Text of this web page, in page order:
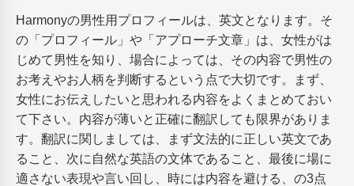
Harmonyの男性用プロフィールは、英文となります。そ
の「プロフィール」や「アプローチ文章」は、女性がは
じめて男性を知り、場合によっては、その内容で男性の
お考えやお人柄を判断するという点で大切です。まず、
女性にお伝えしたいと思われる内容をよくまとめておい
て下さい。内容が薄いと正確に翻訳しても限界がありま
す。翻訳に関しましては、まず文法的に正しい英文であ
ること、次に自然な英語の文体であること、最後に場に
適さない表現や言い回し、時には内容を避ける、の3点